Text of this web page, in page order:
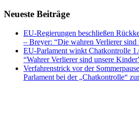
Neueste Beiträge
EU-Regierungen beschließen
– Breyer: “Die wahren Verlierer sind
EU-Parlament winkt Chatkontrolle
“Wahrer Verlierer sind unsere
Verfahrenstrick vor der
Parlament bei der „Chatkontrolle“